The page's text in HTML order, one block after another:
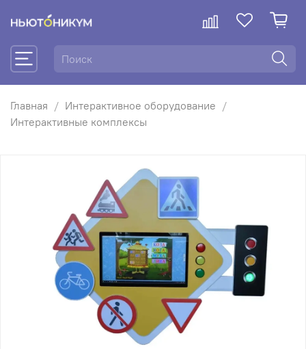
Главная
Интерактивное оборудование
Интерактивные комплексы